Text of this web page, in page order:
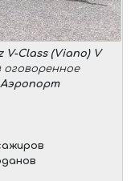
V-Class (Viano) V